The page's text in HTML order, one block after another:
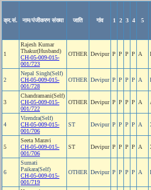
क्र.सं. नाम/पंजीकरण संख्या जाति गांव 1 2 3 4 5
1
Rajesh Kumar
Thakur(Husband)
CH-05-009-015-
001/723
OTHER Devipur P P P P A
2
Nepal Singh(Self)
CH-05-009-015-
001/728
OTHER Devipur P P P P A
3
Chandramani(Self)
CH-05-009-015-
001/722
OTHER Devipur P P P P A
4
Virendra(Self)
CH-05-009-015-
001/706
ST Devipur P P P P A
5
Seeta Maravi
CH-05-009-015-
001/706
ST Devipur P P P P A
6
Sumati
Paikara(Self)
CH-05-009-015-
001/719
OTHER Devipur P P P P A